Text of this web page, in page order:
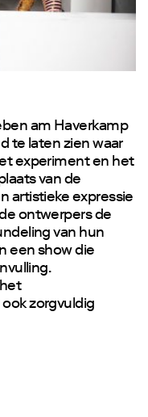
am Haverkamp
te laten zien waar
experiment en het
van de
artistieke expressie
ontwerpers de
van hun
een show die
zorgvuldig